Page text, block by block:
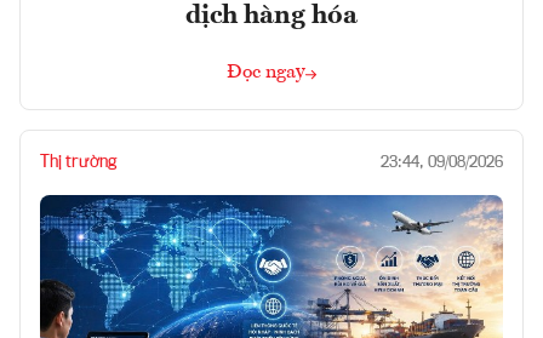
dịch hàng hóa
Đọc ngay
Thị trường 23:44, 09/08/2026